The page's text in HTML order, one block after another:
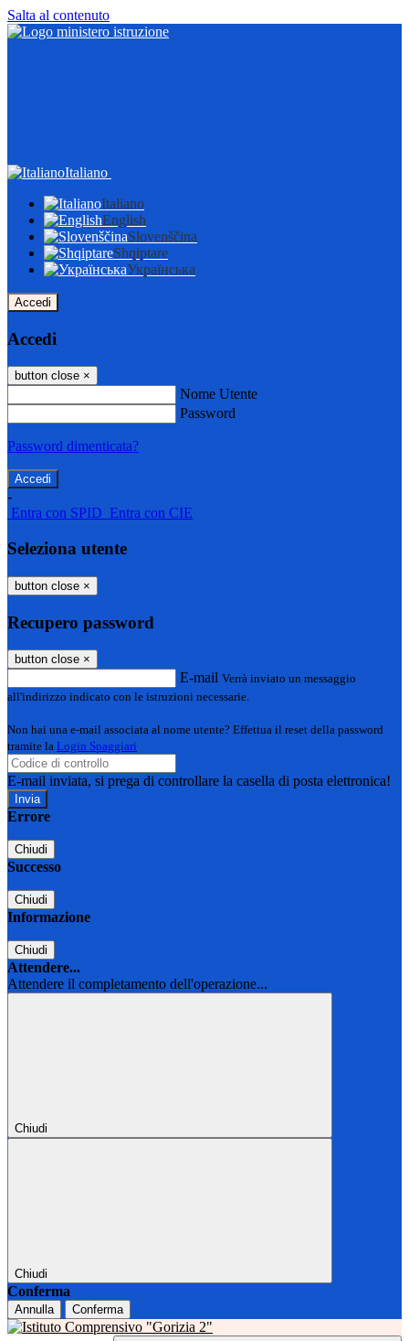
Salta al contenuto
Italiano
Italiano
English
Slovenščina
Shqiptare
Українська
Accedi
Accedi
button close ×
Nome Utente
Password
Password dimenticata?
-
Entra con SPID Entra con CIE
Seleziona utente
button close ×
Recupero password
button close ×
E-mail Verrà inviato un messaggio
all'indirizzo indicato con le istruzioni necessarie.
Non hai una e-mail associata al nome utente? Effettua il reset della password
tramite la Login Spaggiari
E-mail inviata, si prega di controllare la casella di posta elettronica!
Errore
Chiudi
Successo
Chiudi
Informazione
Chiudi
Attendere...
Attendere il completamento dell'operazione...
Chiudi
Chiudi
Conferma
Annulla Conferma